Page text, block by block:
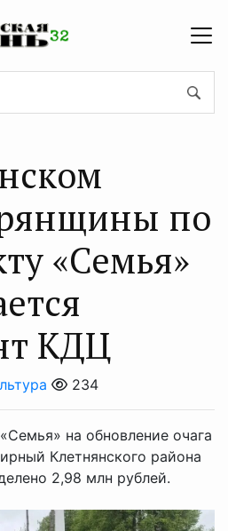
по
«Семья»
КДЦ
234
на обновление очага
Клетнянского района
2,98 млн рублей.